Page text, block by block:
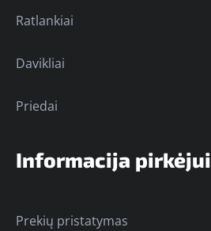
Ratlankiai
Davikliai
Priedai
Informacija pirkėjui
Prekių pristatymas